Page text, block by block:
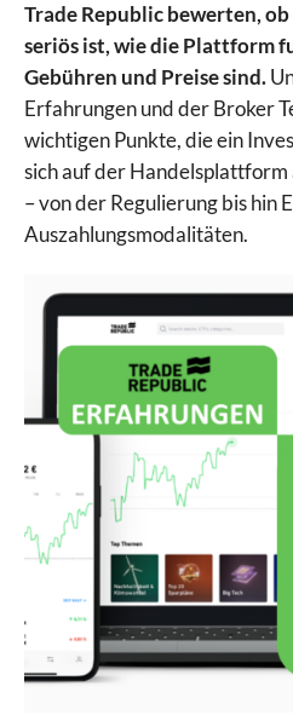
Trade Republic bewerten,
seriös ist, wie die Plattform
Gebühren und Preise sind.
Erfahrungen und der Broker
wichtigen Punkte, die ein
sich auf der
– von der Regulierung bis hin
Auszahlungsmodalitäten.